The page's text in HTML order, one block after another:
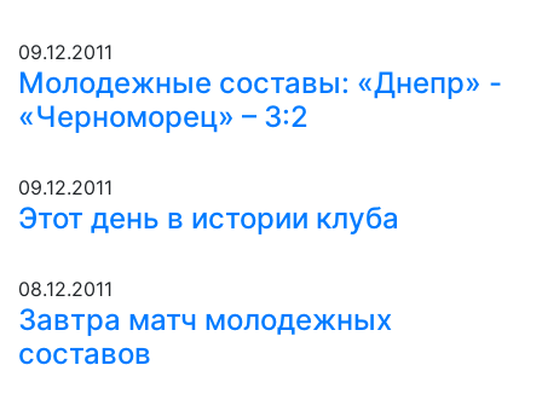
09.12.2011
Молодежные составы: «Днепр» -
«Черноморец» – 3:2
09.12.2011
Этот день в истории клуба
08.12.2011
Завтра матч молодежных
составов